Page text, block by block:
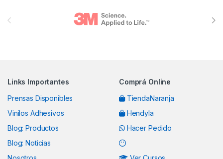
Links Importantes
Prensas Disponibles
Vinilos Adhesivos
Blog: Productos
Blog: Noticias
Comprá Online
TiendaNaranja
Hendyla
Hacer Pedido